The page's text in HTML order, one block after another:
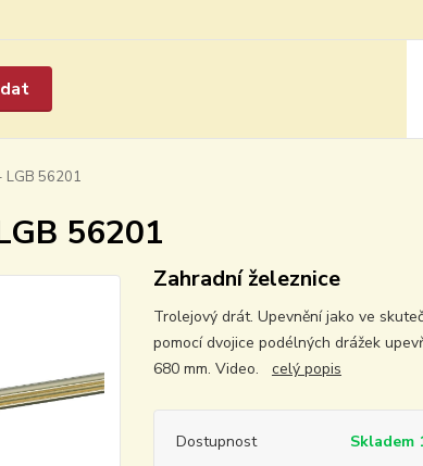
LGB 56201
56201
Zahradní železnice
Trolejový drát. Upevnění jako ve
pomocí dvojice podélných drážek
680 mm. Video. celý popis
Dostupnost
Skladem